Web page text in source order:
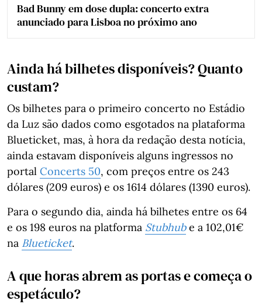
Bad Bunny em dose dupla: concerto extra
anunciado para Lisboa no próximo ano
Ainda há bilhetes disponíveis? Quanto
custam?
Os bilhetes para o primeiro concerto no Estádio
da Luz são dados como esgotados na plataforma
Blueticket, mas, à hora da redação desta notícia,
ainda estavam disponíveis alguns ingressos no
portal Concerts 50, com preços entre os 243
dólares (209 euros) e os 1614 dólares (1390 euros).
Para o segundo dia, ainda há bilhetes entre os 64
e os 198 euros na platforma Stubhub e a 102,01€
na Blueticket.
A que horas abrem as portas e começa o
espetáculo?